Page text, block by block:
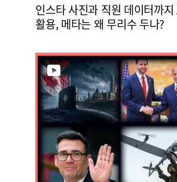
인스타 사진과 직원 데이터까
활용, 메타는 왜 무리수 두나?